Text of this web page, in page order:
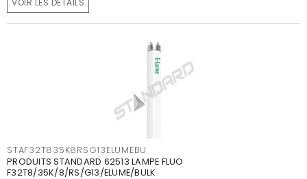
VOIR LES DÉTAILS
STAF32T835K8RSG13ELUMEBU
PRODUITS STANDARD 62513 LAMPE FLUO
F32T8/35K/8/RS/G13/ELUME/BULK